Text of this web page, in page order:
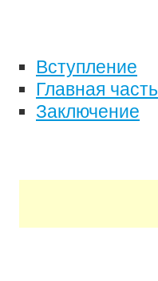
Вступление
Главная часть
Заключение